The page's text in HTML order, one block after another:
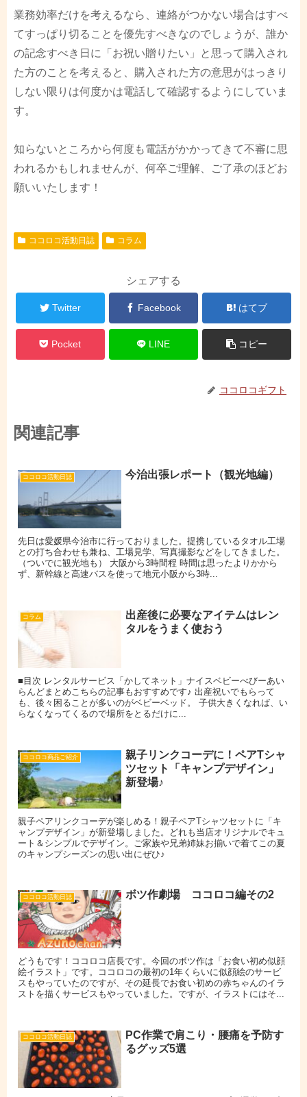
業務効率だけを考えるなら、連絡がつかない場合はすべ
てすっぱり切ることを優先すべきなのでしょうが、誰か
の記念すべき日に「お祝い贈りたい」と思って購入され
た方のことを考えると、購入された方の意思がはっきり
しない限りは何度かは電話して確認するようにしていま
す。
知らないところから何度も電話がかかってきて不審に思
われるかもしれませんが、何卒ご理解、ご了承のほどお
願いいたします！
ココロコ活動日誌 コラム
シェアする
Twitter Facebook はてブ
Pocket LINE コピー
ココロコギフト
関連記事
ココロコ活動日誌 今治出張レポート（観光地編）
先日は愛媛県今治市に行っておりました。提携しているタオル工場
との打ち合わせも兼ね、工場見学、写真撮影などをしてきました。
（ついでに観光地も） 大阪から3時間程 時間は思ったよりかから
ず、新幹線と高速バスを使って地元小阪から3時...
コラム
出産後に必要なアイテムはレン
タルをうまく使おう
■目次 レンタルサービス「かしてネット」ナイスベビーべびーあい
らんどまとめこちらの記事もおすすめです♪ 出産祝いでもらって
も、後々困ることが多いのがベビーベッド。 子供大きくなれば、い
らなくなってくるので場所をとるだけに...
ココロコ商品ご紹介
親子リンクコーデに！ペアTシャ
ツセット「キャンプデザイン」
新登場♪
親子ペアリンクコーデが楽しめる！親子ペアTシャツセットに「キ
ャンプデザイン」が新登場しました。どれも当店オリジナルでキュ
ート＆シンプルでデザイン。ご家族や兄弟姉妹お揃いで着てこの夏
のキャンプシーズンの思い出にぜひ♪
ココロコ活動日誌 ボツ作劇場 ココロコ編その2
どうもです！ココロコ店長です。今回のボツ作は「お食い初め似顔
絵イラスト」です。ココロコの最初の1年くらいに似顔絵のサービ
スもやっていたのですが、その延長でお食い初めの赤ちゃんのイラ
ストを描くサービスもやっていました。ですが、イラストにはそ...
ココロコ活動日誌
PC作業で肩こり・腰痛を予防す
るグッズ5選